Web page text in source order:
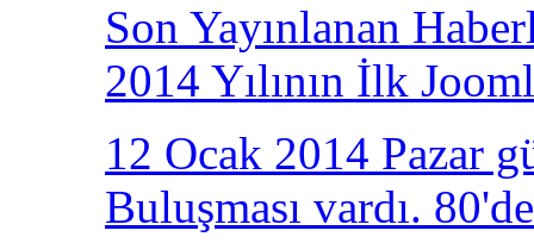
Son Yayınlanan
2014 Yılının İlk
12 Ocak 2014 Pazar
Buluşması vardı.